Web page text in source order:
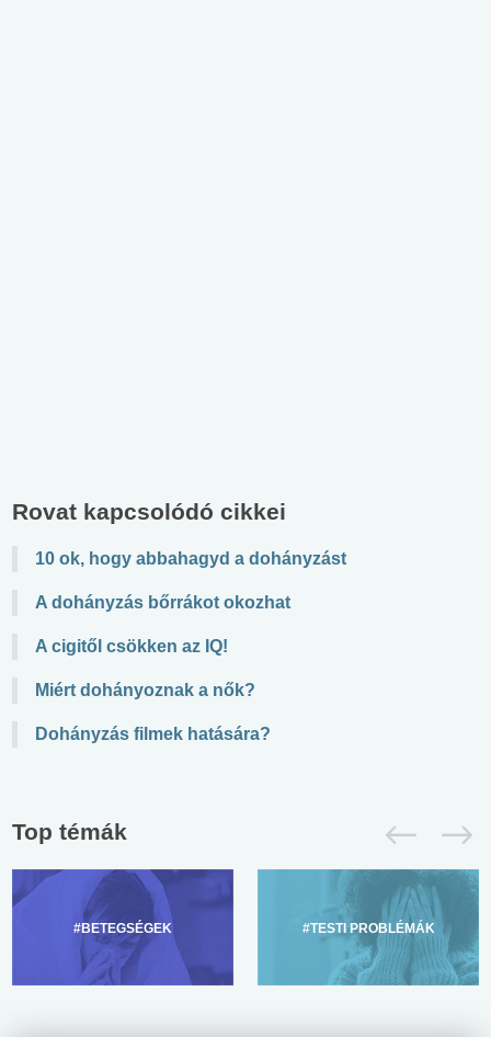
Rovat kapcsolódó cikkei
10 ok, hogy abbahagyd a dohányzást
A dohányzás bőrrákot okozhat
A cigitől csökken az IQ!
Miért dohányoznak a nők?
Dohányzás filmek hatására?
Top témák
#BETEGSÉGEK #TESTI PROBLÉMÁK